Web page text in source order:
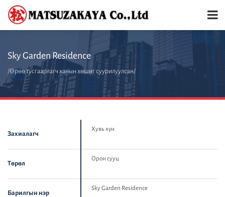
Sky Garden Residence
/Өрөө тусгаарлагч ханын хөшиг суурилуулсан/
Захиалагч
Хувь хүн
Төрөл
Орон сууц
Барилгын нэр
Sky Garden Residence